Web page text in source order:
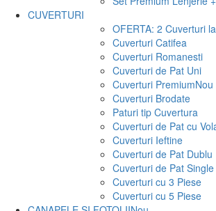
CUVERTURI
OFERTA: 2 Cuverturi
Cuverturi Catifea
Cuverturi Romanesti
Cuverturi de Pat Uni
Cuverturi PremiumNou
Cuverturi Brodate
Paturi tip Cuvertura
Cuverturi de Pat cu
Cuverturi Ieftine
Cuverturi de Pat Dublu
Cuverturi de Pat Single
Cuverturi cu 3 Piese
Cuverturi cu 5 Piese